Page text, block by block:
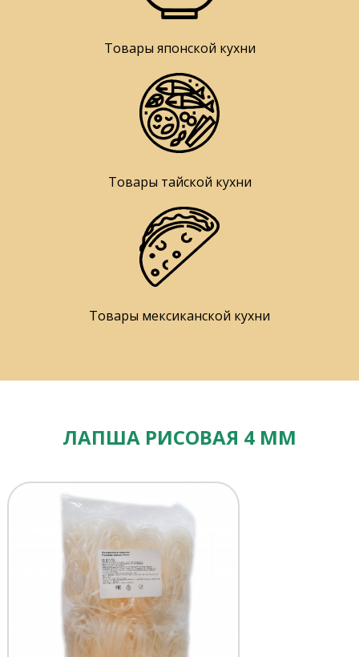
Товары японской кухни
Товары тайской кухни
Товары мексиканской кухни
ЛАПША РИСОВАЯ 4 ММ